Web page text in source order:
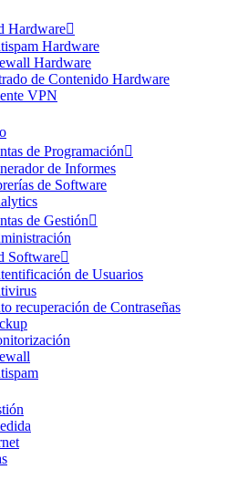
Hardware
Hardware
Hardware
de Contenido Hardware
VPN
de Programación
de Informes
de Software
de Gestión
Software
de Usuarios
recuperación de Contraseñas